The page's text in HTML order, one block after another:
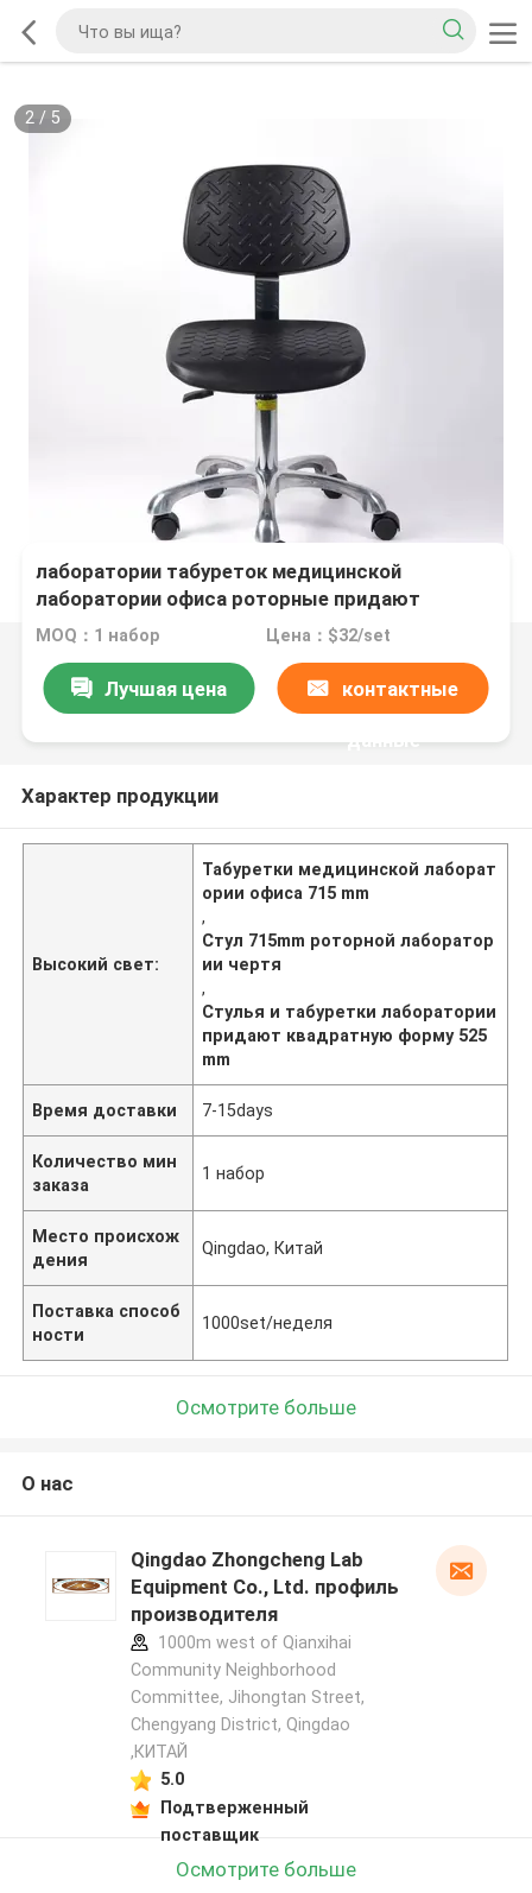
2/ 5
Стулья и табуретки лаборатории чертя стула
лаборатории табуреток медицинской
лаборатории офиса роторные придают
квадратную форму
MOQ：1 набор Цена：$32/set
Лучшая цена контактные
данные
Характер продукции
Высокий свет:
Табуретки медицинской лаборат
ории офиса 715 mm
,
Стул 715mm роторной лаборатор
ии чертя
,
Стулья и табуретки лаборатории
придают квадратную форму 525
mm
Время доставки 7-15days
Количество мин
заказа
1 набор
Место происхож
дения
Qingdao, Китай
Поставка способ
ности
1000set/неделя
Осмотрите больше
О нас
Qingdao Zhongcheng Lab
Equipment Co., Ltd. профиль
производителя
1000m west of Qianxihai
Community Neighborhood
Committee, Jihongtan Street,
Chengyang District, Qingdao
,КИТАЙ
5.0
Подтверженный
поставщик
Осмотрите больше